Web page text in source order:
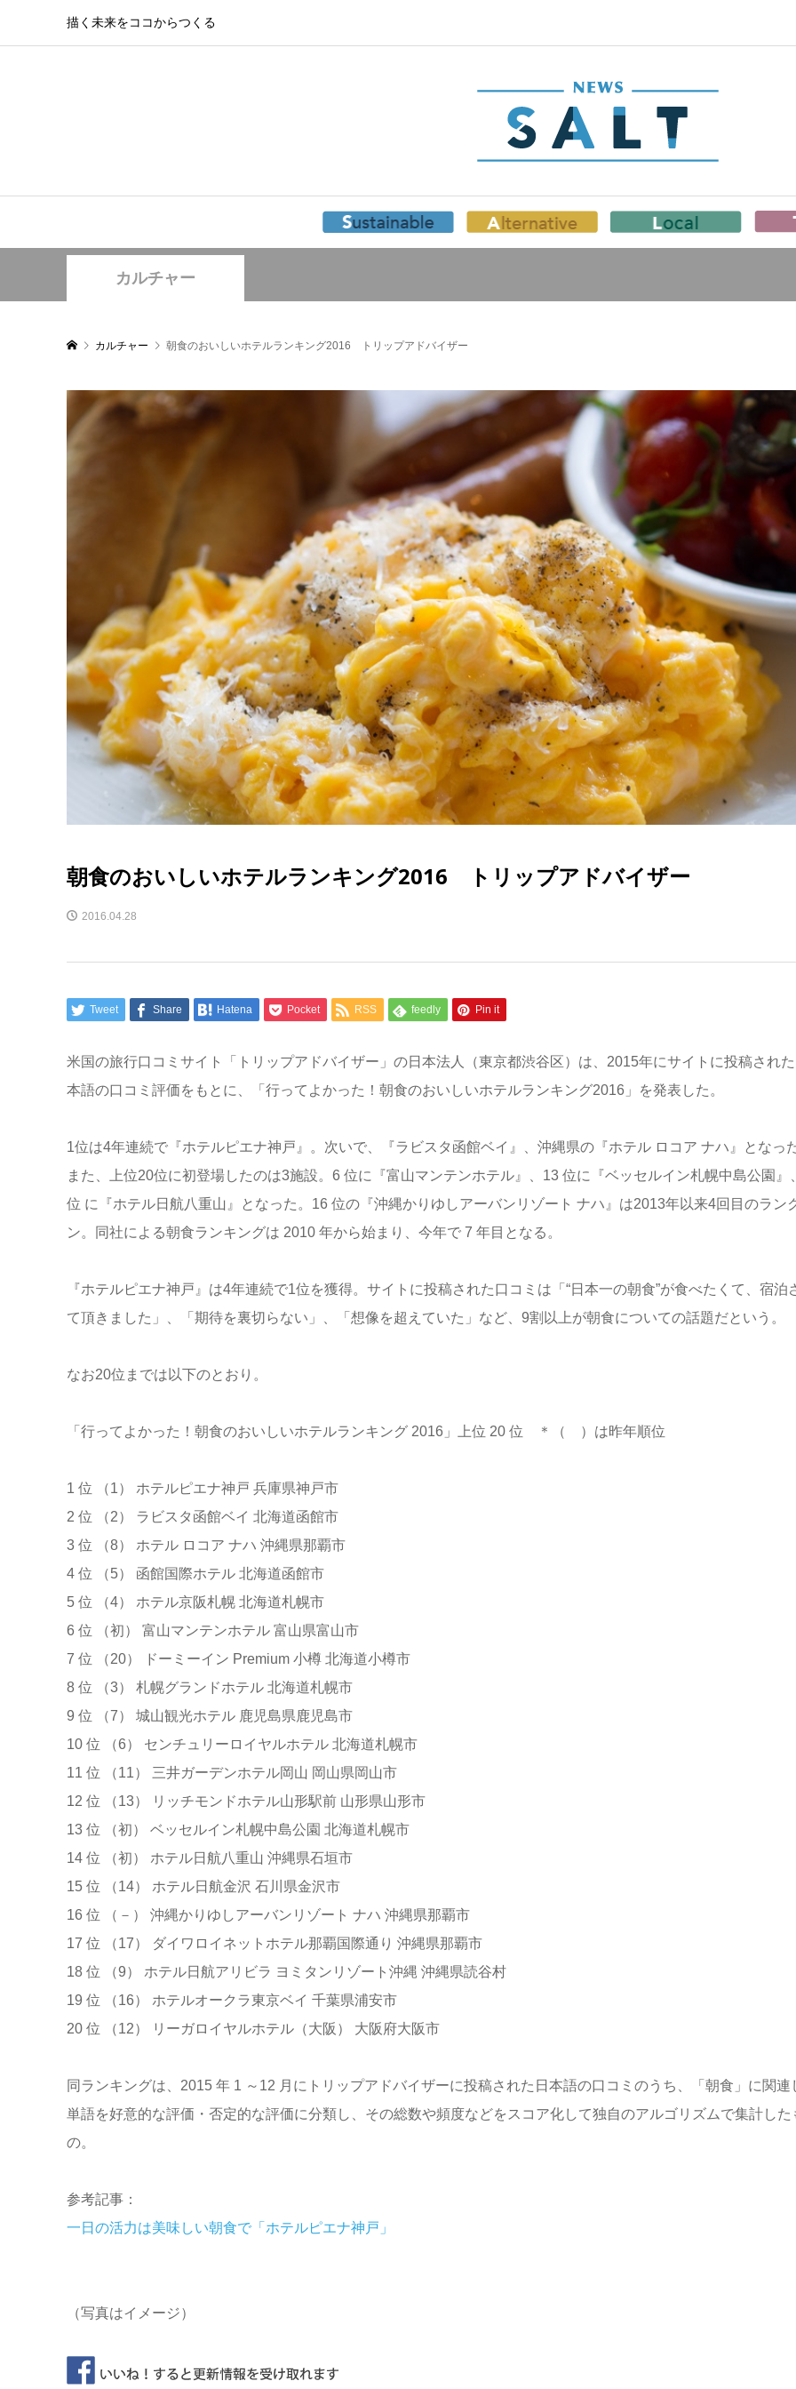
描く未来をココからつくる
カルチャー
カルチャー 朝食のおいしいホテルランキング2016 トリップアドバイザー
朝食のおいしいホテルランキング2016 トリップアドバイザー
2016.04.28
Tweet Share Hatena Pocket RSS feedly Pin it
米国の旅行口コミサイト「トリップアドバイザー」の日本法人（東京都渋谷区）は、2015年にサイトに投稿され
本語の口コミ評価をもとに、「行ってよかった！朝食のおいしいホテルランキング2016」を発表した。
1位は4年連続で『ホテルピエナ神戸』。次いで、『ラビスタ函館ベイ』、沖縄県の『ホテル ロコア ナハ』となっ
また、上位20位に初登場したのは3施設。6 位に『富山マンテンホテル』、13 位に『ベッセルイン札幌中島公園』
位 に『ホテル日航八重山』となった。16 位の『沖縄かりゆしアーバンリゾート ナハ』は2013年以来4回目のラン
ン。同社による朝食ランキングは 2010 年から始まり、今年で 7 年目となる。
『ホテルピエナ神戸』は4年連続で1位を獲得。サイトに投稿された口コミは「“日本一の朝食”が食べたくて、宿泊
て頂きました」、「期待を裏切らない」、「想像を超えていた」など、9割以上が朝食についての話題だという。
なお20位までは以下のとおり。
「行ってよかった！朝食のおいしいホテルランキング 2016」上位 20 位 ＊（ ）は昨年順位
1 位 （1） ホテルピエナ神戸 兵庫県神戸市
2 位 （2） ラビスタ函館ベイ 北海道函館市
3 位 （8） ホテル ロコア ナハ 沖縄県那覇市
4 位 （5） 函館国際ホテル 北海道函館市
5 位 （4） ホテル京阪札幌 北海道札幌市
6 位 （初） 富山マンテンホテル 富山県富山市
7 位 （20） ドーミーイン Premium 小樽 北海道小樽市
8 位 （3） 札幌グランドホテル 北海道札幌市
9 位 （7） 城山観光ホテル 鹿児島県鹿児島市
10 位 （6） センチュリーロイヤルホテル 北海道札幌市
11 位 （11） 三井ガーデンホテル岡山 岡山県岡山市
12 位 （13） リッチモンドホテル山形駅前 山形県山形市
13 位 （初） ベッセルイン札幌中島公園 北海道札幌市
14 位 （初） ホテル日航八重山 沖縄県石垣市
15 位 （14） ホテル日航金沢 石川県金沢市
16 位 （－） 沖縄かりゆしアーバンリゾート ナハ 沖縄県那覇市
17 位 （17） ダイワロイネットホテル那覇国際通り 沖縄県那覇市
18 位 （9） ホテル日航アリビラ ヨミタンリゾート沖縄 沖縄県読谷村
19 位 （16） ホテルオークラ東京ベイ 千葉県浦安市
20 位 （12） リーガロイヤルホテル（大阪） 大阪府大阪市
同ランキングは、2015 年 1 ～12 月にトリップアドバイザーに投稿された日本語の口コミのうち、「朝食」に関連
単語を好意的な評価・否定的な評価に分類し、その総数や頻度などをスコア化して独自のアルゴリズムで集計した
の。
参考記事：
一日の活力は美味しい朝食で「ホテルピエナ神戸」
（写真はイメージ）